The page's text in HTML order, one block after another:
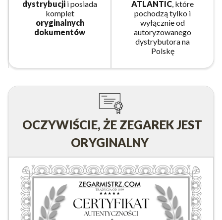
dystrybucji i posiada
komplet
oryginalnych
dokumentów
ATLANTIC, które
pochodzą tylko i
wyłącznie od
autoryzowanego
dystrybutora na
Polskę
OCZYWIŚCIE, ŻE ZEGAREK JEST
ORYGINALNY